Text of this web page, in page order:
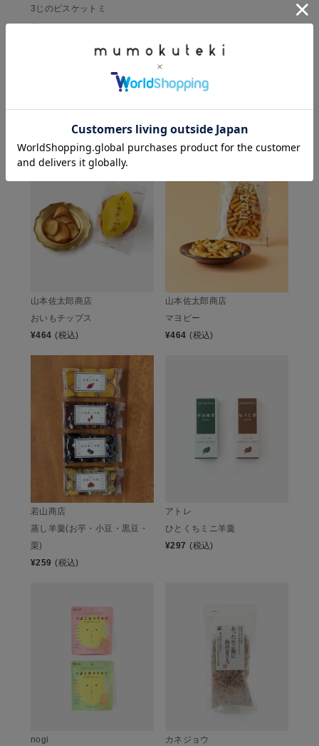
3じのビスケットミ
ニ
山本佐太郎商店
おいもチップス
¥464 (税込)
山本佐太郎商店
マヨピー
¥464 (税込)
若山商店
蒸し羊羹(お芋・小豆・黒豆・
栗)
¥259 (税込)
アトレ
ひとくちミニ羊羹
¥297 (税込)
nogi
カネジョウ